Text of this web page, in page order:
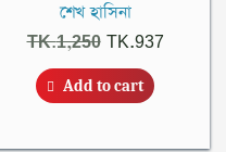
শেখ হাসিনা
TK.1,250 Original
price
was:
TK.937Current
Add to cart